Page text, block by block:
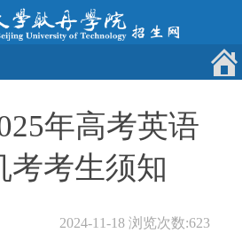
年高考英语
考考生须知
2024-11-18浏览次数:623